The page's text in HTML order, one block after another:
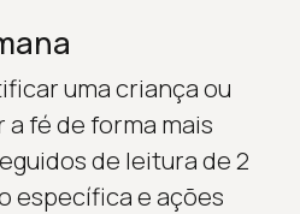
uma criança ou
fé de forma mais
de leitura de 2
específica e ações